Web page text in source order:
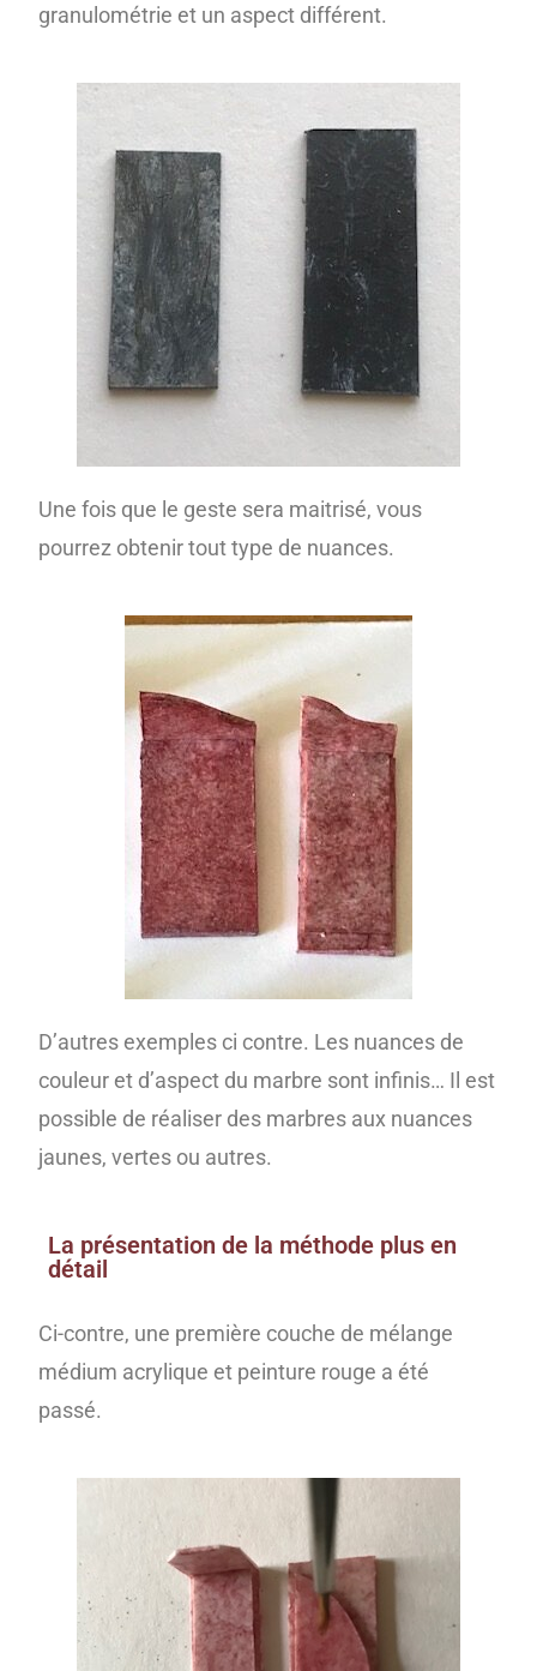
granulométrie et un aspect différent.
Une fois que le geste sera maitrisé, vous
pourrez obtenir tout type de nuances.
D’autres exemples ci contre. Les nuances de
couleur et d’aspect du marbre sont infinis… Il est
possible de réaliser des marbres aux nuances
jaunes, vertes ou autres.
La présentation de la méthode plus en
détail
Ci-contre, une première couche de mélange
médium acrylique et peinture rouge a été
passé.